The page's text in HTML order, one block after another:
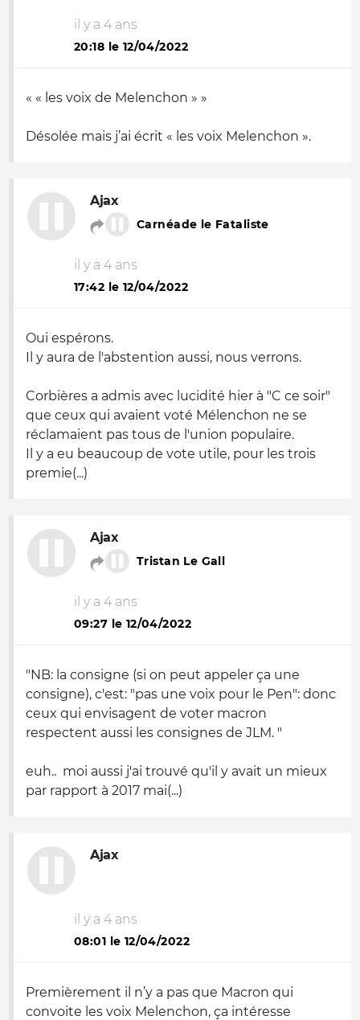
il y a 4 ans
20:18 le 12/04/2022
« « les voix de Melenchon » »
Désolée mais j’ai écrit « les voix Melenchon ».
Ajax
Carnéade le Fataliste
il y a 4 ans
17:42 le 12/04/2022
Oui espérons.
Il y aura de l'abstention aussi, nous verrons.
Corbières a admis avec lucidité hier à "C ce soir"
que ceux qui avaient voté Mélenchon ne se
réclamaient pas tous de l'union populaire.
Il y a eu beaucoup de vote utile, pour les trois
premie(...)
Ajax
Tristan Le Gall
il y a 4 ans
09:27 le 12/04/2022
"NB: la consigne (si on peut appeler ça une
consigne), c'est: "pas une voix pour le Pen": donc
ceux qui envisagent de voter macron
respectent aussi les consignes de JLM. "
euh.. moi aussi j'ai trouvé qu'il y avait un mieux
par rapport à 2017 mai(...)
Ajax
il y a 4 ans
08:01 le 12/04/2022
Premièrement il n’y a pas que Macron qui
convoite les voix Melenchon, ça intéresse